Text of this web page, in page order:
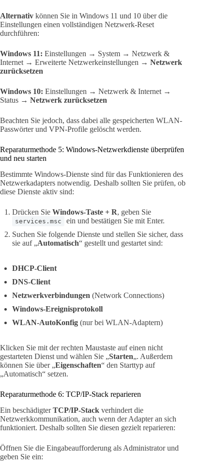
Alternativ können Sie in Windows 11 und 10 über die
Einstellungen einen vollständigen Netzwerk-Reset
durchführen:
Windows 11: Einstellungen → System → Netzwerk &
Internet → Erweiterte Netzwerkeinstellungen → Netzwerk
zurücksetzen
Windows 10: Einstellungen → Netzwerk & Internet →
Status → Netzwerk zurücksetzen
Beachten Sie jedoch, dass dabei alle gespeicherten WLAN-
Passwörter und VPN-Profile gelöscht werden.
Reparaturmethode 5: Windows-Netzwerkdienste überprüfen
und neu starten
Bestimmte Windows-Dienste sind für das Funktionieren des
Netzwerkadapters notwendig. Deshalb sollten Sie prüfen, ob
diese Dienste aktiv sind:
Drücken Sie Windows-Taste + R, geben Sie
services.msc
ein und bestätigen Sie mit Enter.
Suchen Sie folgende Dienste und stellen Sie sicher, dass
sie auf „Automatisch“ gestellt und gestartet sind:
DHCP-Client
DNS-Client
Netzwerkverbindungen (Network Connections)
Windows-Ereignisprotokoll
WLAN-AutoKonfig (nur bei WLAN-Adaptern)
Klicken Sie mit der rechten Maustaste auf einen nicht
gestarteten Dienst und wählen Sie „Starten„. Außerdem
können Sie über „Eigenschaften“ den Starttyp auf
„Automatisch“ setzen.
Reparaturmethode 6: TCP/IP-Stack reparieren
Ein beschädigterTCP/IP-Stack verhindert die
Netzwerkkommunikation, auch wenn der Adapter an sich
funktioniert. Deshalb sollten Sie diesen gezielt reparieren:
Öffnen Sie die Eingabeaufforderung als Administrator und
geben Sie ein: